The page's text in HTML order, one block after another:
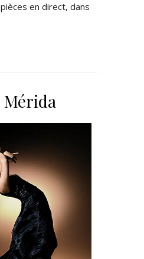
en direct, dans
Mérida